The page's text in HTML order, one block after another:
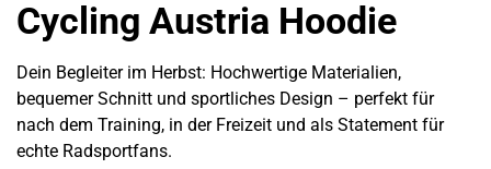
Cycling Austria Hoodie
Dein Begleiter im Herbst: Hochwertige Materialien,
bequemer Schnitt und sportliches Design – perfekt für
nach dem Training, in der Freizeit und als Statement für
echte Radsportfans.